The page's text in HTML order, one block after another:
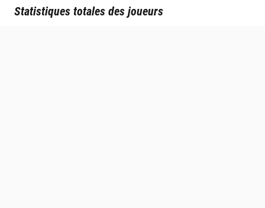
Statistiques totales des joueurs